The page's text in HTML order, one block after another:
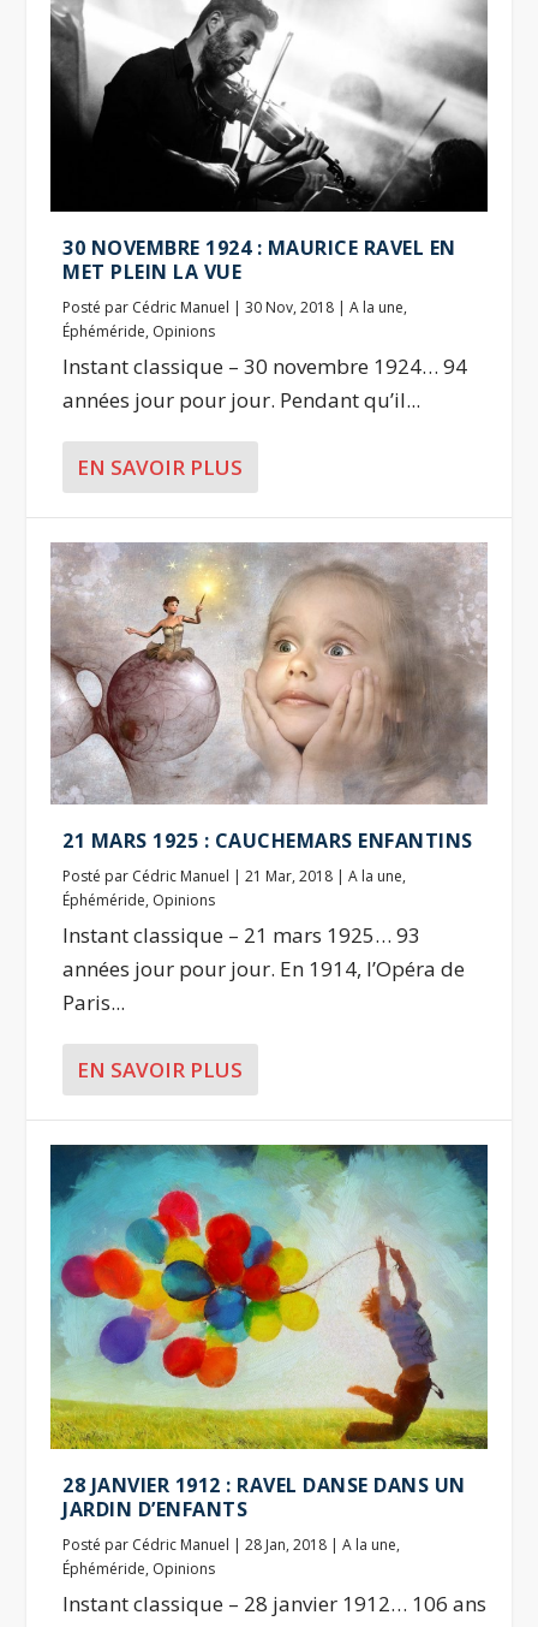
30 NOVEMBRE 1924 : MAURICE RAVEL EN
MET PLEIN LA VUE
Posté par Cédric Manuel |30 Nov, 2018 |A la une,
Éphéméride, Opinions
Instant classique – 30 novembre 1924… 94
années jour pour jour. Pendant qu’il...
EN SAVOIR PLUS
21 MARS 1925 : CAUCHEMARS ENFANTINS
Posté par Cédric Manuel |21 Mar, 2018 |A la une,
Éphéméride, Opinions
Instant classique – 21 mars 1925… 93
années jour pour jour. En 1914, l’Opéra de
Paris...
EN SAVOIR PLUS
28 JANVIER 1912 : RAVEL DANSE DANS UN
JARDIN D’ENFANTS
Posté par Cédric Manuel |28 Jan, 2018 |A la une,
Éphéméride, Opinions
Instant classique – 28 janvier 1912… 106 ans